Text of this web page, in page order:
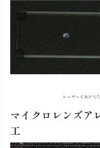
レーザーであけた
マイクロレンズア
工